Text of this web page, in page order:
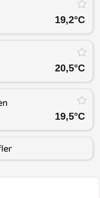
19,2°C
20,5°C
19,5°C